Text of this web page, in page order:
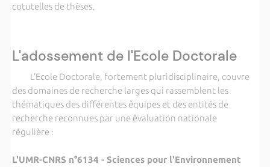
cotutelles de thèses.
L'adossement de l'Ecole Doctorale
L’Ecole Doctorale, fortement pluridisciplinaire, couvre
des domaines de recherche larges qui rassemblent les
thématiques des différentes équipes et des entités de
recherche reconnues par une évaluation nationale
régulière :
L'UMR-CNRS n°6134 - Sciences pour l'Environnement